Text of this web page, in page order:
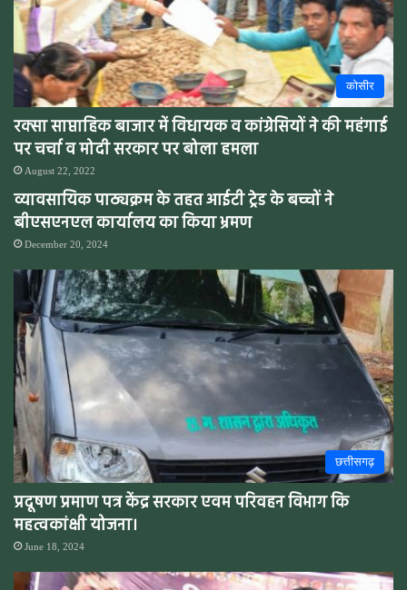
कोसीर
रक्सा साप्ताहिक बाजार में विधायक व कांग्रेसियों ने की महंगाई
पर चर्चा व मोदी सरकार पर बोला हमला
August 22, 2022
व्यावसायिक पाठ्यक्रम के तहत आईटी ट्रेड के बच्चों ने
बीएसएनएल कार्यालय का किया भ्रमण
December 20, 2024
छत्तीसगढ़
प्रदूषण प्रमाण पत्र केंद्र सरकार एवम परिवहन विभाग कि
महत्वकांक्षी योजना।
June 18, 2024